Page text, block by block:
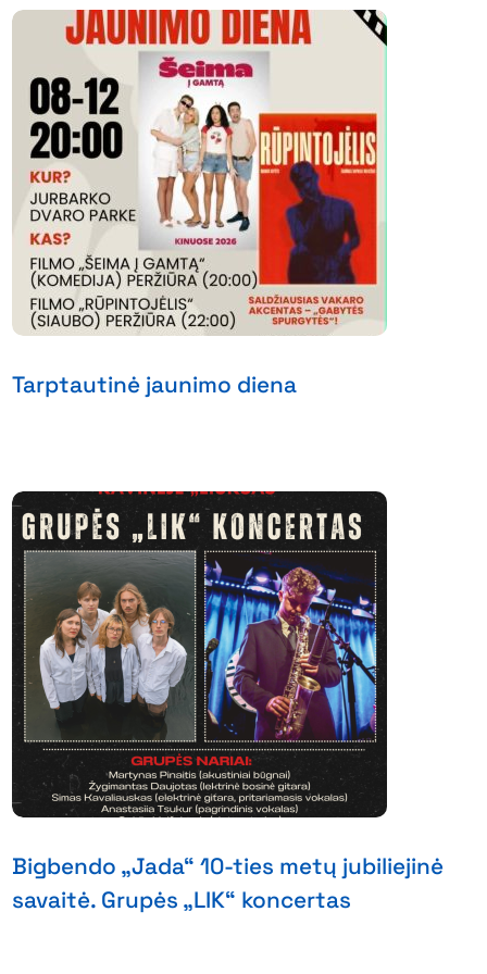
Tarptautinė jaunimo diena
Bigbendo „Jada“ 10-ties metų jubiliejinė
savaitė. Grupės „LIK“ koncertas